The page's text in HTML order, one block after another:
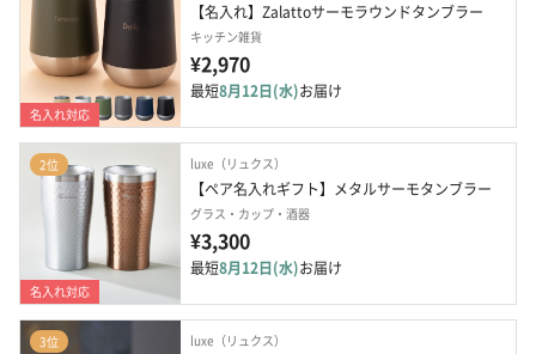
名入れ対応
【名入れ】Zalattoサーモラウンドタンブラー
キッチン雑貨
¥2,970
最短8月12日(水)お届け
2位
名入れ対応
luxe（リュクス）
【ペア名入れギフト】メタルサーモタンブラー
グラス・カップ・酒器
¥3,300
最短8月12日(水)お届け
3位 luxe（リュクス）